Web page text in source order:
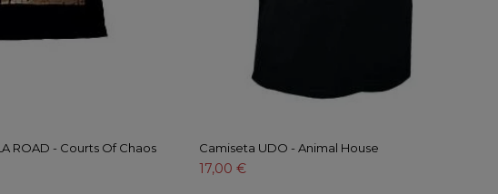
ROAD - Courts Of Chaos Camiseta UDO - Animal House
17,00 €